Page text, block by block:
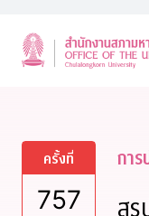
content
ครั้งที่
757
การ
ส